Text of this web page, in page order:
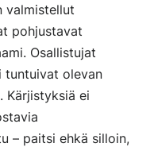
valmistellut
pohjustavat
Osallistujat
tuntuivat olevan
Kärjistyksiä ei
– paitsi ehkä silloin,